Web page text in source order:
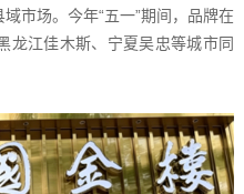
市场。今年“五一”期间，品牌在
龙江佳木斯、宁夏吴忠等城市同